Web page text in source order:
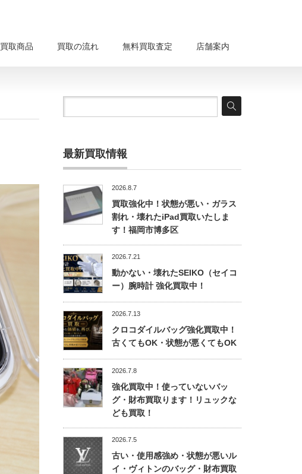
買取商品 買取の流れ 無料買取査定 店舗案内
最新買取情報
2026.8.7
買取強化中！状態が悪い・ガラス
割れ・壊れたiPad買取いたしま
す！福岡市博多区
2026.7.21
動かない・壊れたSEIKO（セイコ
ー）腕時計 強化買取中！
2026.7.13
クロコダイルバッグ強化買取中！
古くてもOK・状態が悪くてもOK
2026.7.8
強化買取中！使っていないバッ
グ・財布買取ります！リュックな
ども買取！
2026.7.5
古い・使用感強め・状態が悪いル
イ・ヴィトンのバッグ・財布買取